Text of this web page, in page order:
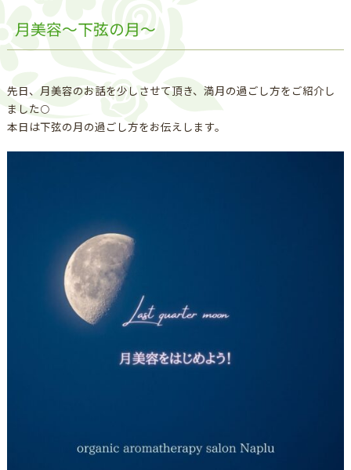
月美容〜下弦の月〜
先日、月美容のお話を少しさせて頂き、満月の過ごし方をご紹介し
ました🌕
本日は下弦の月の過ごし方をお伝えします。